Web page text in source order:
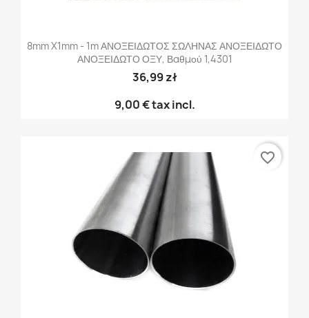
8mm X1mm - 1m ΑΝΟΞΕΙΔΩΤΟΣ ΣΩΛΗΝΑΣ ΑΝΟΞΕΙΔΩΤΟ
ΑΝΟΞΕΙΔΩΤΟ ΟΞΥ, Βαθμού 1,4301
36,99 zł
9,00 €tax incl.
favorite_border